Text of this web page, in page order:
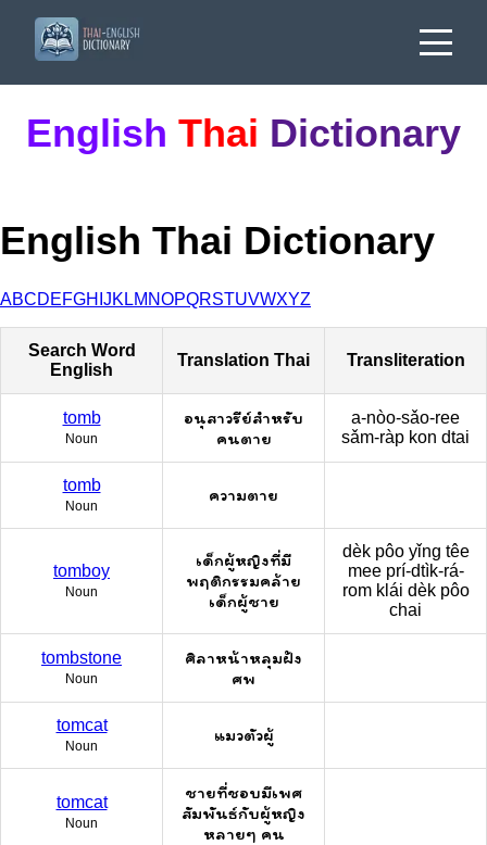
English Thai Dictionary
English Thai Dictionary
ABCDEFGH JK LM NOPQRSTUVWXYZ
Search Word
English
Translation Thai Transliteration
tomb
Noun
อนุสาวรีย์สำหรับ
คนตาย
a-nòo-sǎo-ree
sǎm-ràp kon dtai
tomb
Noun
ความตาย
tomboy
Noun
เด็กผู้หญิงที่มี
พฤติกรรมคล้าย
เด็กผู้ชาย
dèk pôo yǐng têe
mee prí-dtìk-rá-
rom klái dèk pôo
chai
tombstone
Noun
ศิลาหน้าหลุมฝัง
ศพ
tomcat
Noun
แมวตัวผู้
tomcat
Noun
ชายที่ชอบมีเพศ
สัมพันธ์กับผู้หญิง
หลายๆ คน